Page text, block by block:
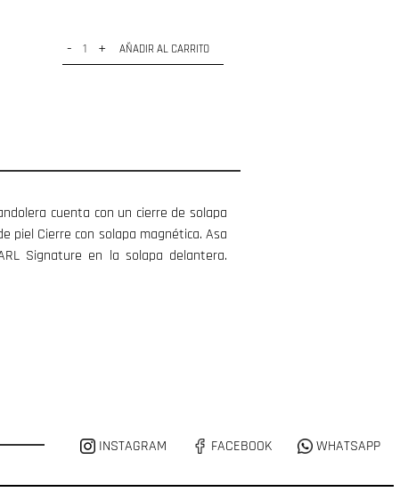
- + AÑADIR AL CARRITO
cuenta con un cierre de solapa
piel Cierre con solapa magnética. Asa
Signature en la solapa delantera.
INSTAGRAM FACEBOOK WHATSAPP